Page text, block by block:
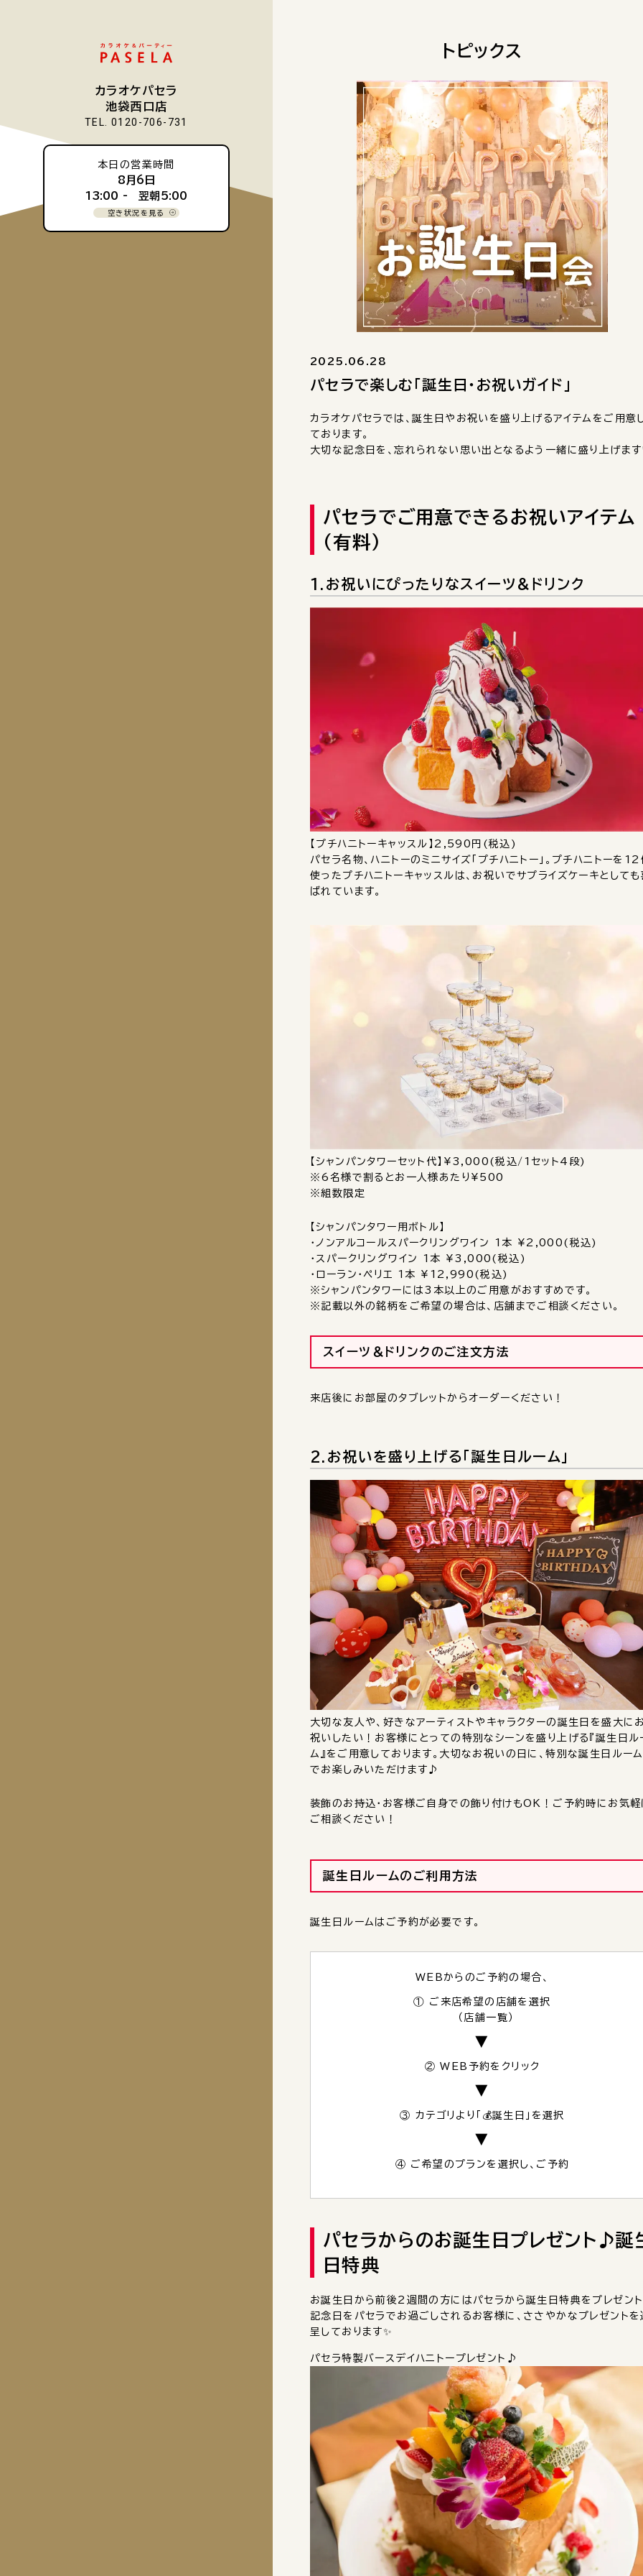
カラオケパセラ
池袋西口店
TEL. 0120-706-731
本日の営業時間
8月6日
13:00 -
翌朝5:00
空き状況を見る
トピックス
2025.06.28
パセラで楽しむ「誕生日・お祝いガイド」
カラオケパセラでは、誕生日やお祝いを盛り上げるアイテムをご用意
ております。
大切な記念日を、忘れられない思い出となるよう一緒に盛り上げま
パセラでご用意できるお祝いアイテム
（有料）
1.お祝いにぴったりなスイーツ＆ドリンク
【プチハニトーキャッスル】2,590円(税込)
パセラ名物、ハニトーのミニサイズ「プチハニトー」。プチハニトーを
使ったプチハニトーキャッスルは、お祝いでサプライズケーキとしても
ばれています。
【シャンパンタワーセット代】¥3,000(税込/1セット4段)
※6名様で割るとお一人様あたり¥500
※組数限定
【シャンパンタワー用ボトル】
・ノンアルコールスパークリングワイン 1本 ¥2,000(税込)
・スパークリングワイン 1本 ¥3,000(税込)
・ローラン・ペリエ 1本 ¥12,990(税込)
※シャンパンタワーには3本以上のご用意がおすすめです。
※記載以外の銘柄をご希望の場合は、店舗までご相談ください。
スイーツ＆ドリンクのご注文方法
来店後にお部屋のタブレットからオーダーください！
2.お祝いを盛り上げる「誕生日ルーム」
大切な友人や、好きなアーティストやキャラクターの誕生日を盛大に
祝いしたい！お客様にとっての特別なシーンを盛り上げる『誕生日ル
ム』をご用意しております。大切なお祝いの日に、特別な誕生日ルーム
でお楽しみいただけます♪
装飾のお持込・お客様ご自身での飾り付けもOK！ご予約時にお気軽
ご相談ください！
誕生日ルームのご利用方法
誕生日ルームはご予約が必要です。
WEBからのご予約の場合、
① ご来店希望の店舗を選択
（ 店舗一覧 ）
▼
② WEB予約をクリック
▼
③ カテゴリより「💰誕生日」を選択
▼
④ ご希望のプランを選択し、ご予約
パセラからのお誕生日プレゼント♪誕
日特典
お誕生日から前後2週間の方にはパセラから誕生日特典をプレゼン
記念日をパセラでお過ごしされるお客様に、ささやかなプレゼントを
呈しております✨
パセラ特製バースデイハニトープレゼント♪